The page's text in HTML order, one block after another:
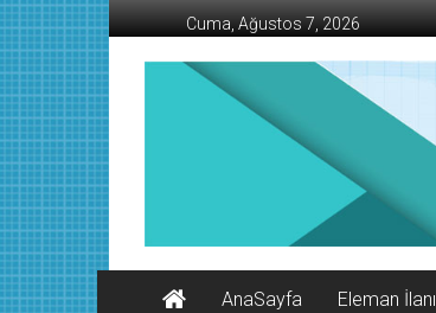
İçeriğe
geç
Cuma, Ağustos 7, 2026
AFŞİN
Ekonomi
Kanalı
AnaSayfa
Eleman İlanı